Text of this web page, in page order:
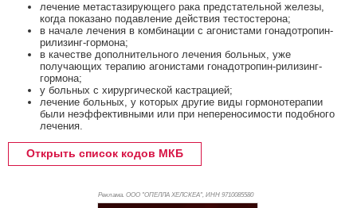
лечение метастазирующего рака предстательной железы,
когда показано подавление действия тестостерона;
в начале лечения в комбинации с агонистами гонадотропин-
рилизинг-гормона;
в качестве дополнительного лечения больных, уже
получающих терапию агонистами гонадотропин-рилизинг-
гормона;
у больных с хирургической кастрацией;
лечение больных, у которых другие виды гормонотерапии
были неэффективными или при непереносимости подобного
лечения.
Открыть список кодов МКБ
Реклама. ООО "ОПЕЛЛА ХЕЛСКЕА", ИНН 9710085580